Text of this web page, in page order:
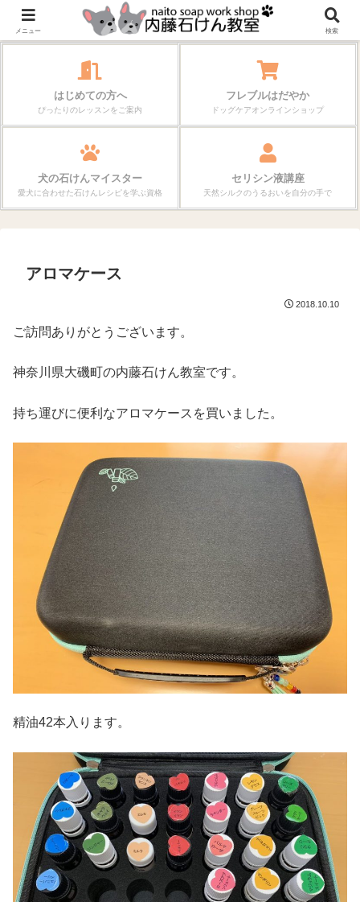
作る楽しさが、毎日の暮らしを変えていく。
はじめての方へ
ぴったりのレッスンをご案内
フレブルはだやか
ドッグケアオンラインショップ
犬の石けんマイスター
愛犬に合わせた石けんレシピを学ぶ資格
セリシン液講座
天然シルクのうるおいを自分の手で
アロマケース
2018.10.10
ご訪問ありがとうございます。
神奈川県大磯町の内藤石けん教室です。
持ち運びに便利なアロマケースを買いました。
精油42本入ります。
メニュー 検索